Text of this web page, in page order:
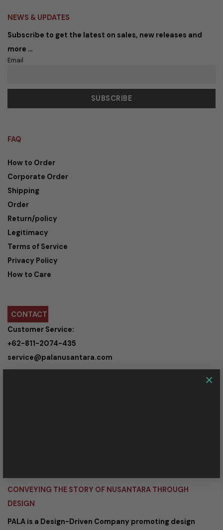
×
NEWS & UPDATES
Subscribe to get the latest on sales, new releases and
more …
Email
FAQ
How to Order
Corporate Order
Shipping
Order
Return/policy
Legitimacy
Terms of Service
Privacy Policy
How to Care
CONTACT
Customer Service:
+62-811-2074-435
service@palanusantara.com
CONVEYING THE STORY OF NUSANTARA THROUGH
DESIGN
PALA is a Design-Driven Company promoting design